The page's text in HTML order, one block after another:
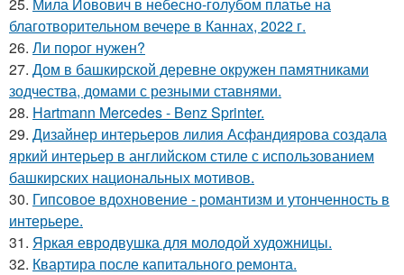
благотворительном вечере в Каннах, 2022 г.
26. Ли порог нужен?
27. Дом в башкирской деревне окружен памятниками
зодчества, домами с резными ставнями.
28. Hartmann Mercedes - Benz Sprinter.
29. Дизайнер интерьеров лилия Асфандиярова создала
яркий интерьер в английском стиле с использованием
башкирских национальных мотивов.
30. Гипсовое вдохновение - романтизм и утонченность в
интерьере.
31. Яркая евродвушка для молодой художницы.
32. Квартира после капитального ремонта.